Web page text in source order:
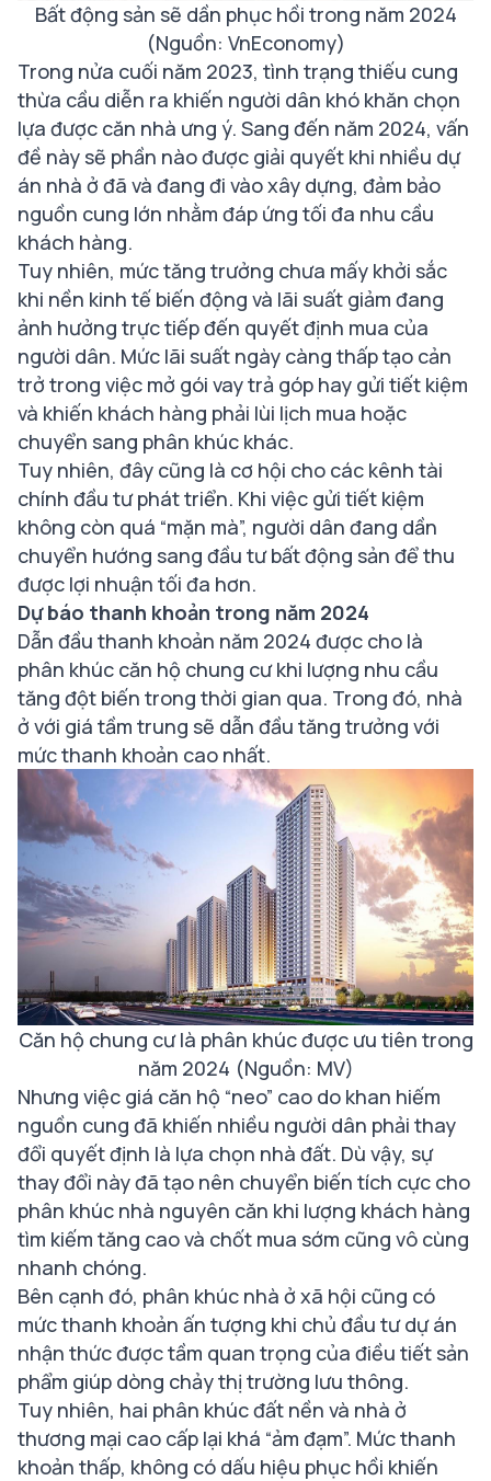
Bất động sản sẽ dần phục hồi trong năm 2024
(Nguồn: VnEconomy)
Trong nửa cuối năm 2023, tình trạng thiếu cung
thừa cầu diễn ra khiến người dân khó khăn chọn
lựa được căn nhà ưng ý. Sang đến năm 2024, vấn
đề này sẽ phần nào được giải quyết khi nhiều dự
án nhà ở đã và đang đi vào xây dựng, đảm bảo
nguồn cung lớn nhằm đáp ứng tối đa nhu cầu
khách hàng.
Tuy nhiên, mức tăng trưởng chưa mấy khởi sắc
khi nền kinh tế biến động và lãi suất giảm đang
ảnh hưởng trực tiếp đến quyết định mua của
người dân. Mức lãi suất ngày càng thấp tạo cản
trở trong việc mở gói vay trả góp hay gửi tiết kiệm
và khiến khách hàng phải lùi lịch mua hoặc
chuyển sang phân khúc khác.
Tuy nhiên, đây cũng là cơ hội cho các kênh tài
chính đầu tư phát triển. Khi việc gửi tiết kiệm
không còn quá “mặn mà”, người dân đang dần
chuyển hướng sang đầu tư bất động sản để thu
được lợi nhuận tối đa hơn.
Dự báo thanh khoản trong năm 2024
Dẫn đầu thanh khoản năm 2024 được cho là
phân khúc căn hộ chung cư khi lượng nhu cầu
tăng đột biến trong thời gian qua. Trong đó, nhà
ở với giá tầm trung sẽ dẫn đầu tăng trưởng với
mức thanh khoản cao nhất.
Căn hộ chung cư là phân khúc được ưu tiên trong
năm 2024 (Nguồn: MV)
Nhưng việc giá căn hộ “neo” cao do khan hiếm
nguồn cung đã khiến nhiều người dân phải thay
đổi quyết định là lựa chọn nhà đất. Dù vậy, sự
thay đổi này đã tạo nên chuyển biến tích cực cho
phân khúc nhà nguyên căn khi lượng khách hàng
tìm kiếm tăng cao và chốt mua sớm cũng vô cùng
nhanh chóng.
Bên cạnh đó, phân khúc nhà ở xã hội cũng có
mức thanh khoản ấn tượng khi chủ đầu tư dự án
nhận thức được tầm quan trọng của điều tiết sản
phẩm giúp dòng chảy thị trường lưu thông.
Tuy nhiên, hai phân khúc đất nền và nhà ở
thương mại cao cấp lại khá “ảm đạm”. Mức thanh
khoản thấp, không có dấu hiệu phục hồi khiến